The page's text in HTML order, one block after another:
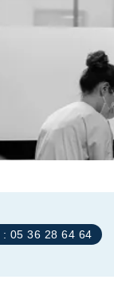
: 05 36 28 64 64